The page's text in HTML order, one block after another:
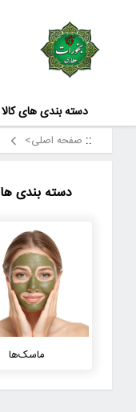
دسته بندی های کالا
صفحه اصلی>
دسته بندی ها
ماسک‌ها